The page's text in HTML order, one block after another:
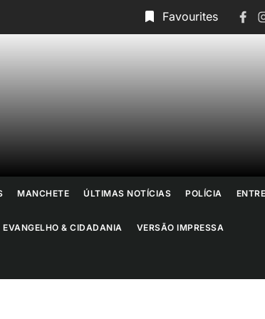
Favourites
MANCHETE ÚLTIMAS NOTÍCIAS POLÍCIA
EVANGELHO & CIDADANIA VERSÃO IMPRESSA